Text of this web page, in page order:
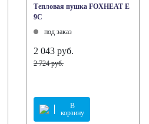
Тепловая пушка FOXHEAT E
9C
под заказ
2 043 руб.
2 724 руб.
В
корзину